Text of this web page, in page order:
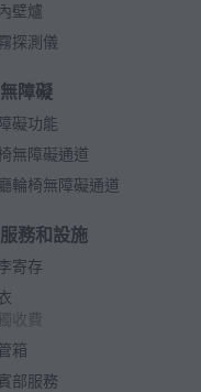
壁爐
探測儀
無障礙
礙功能
無障礙通道
輪椅無障礙通道
服務和設施
寄存
收費
箱
部服務